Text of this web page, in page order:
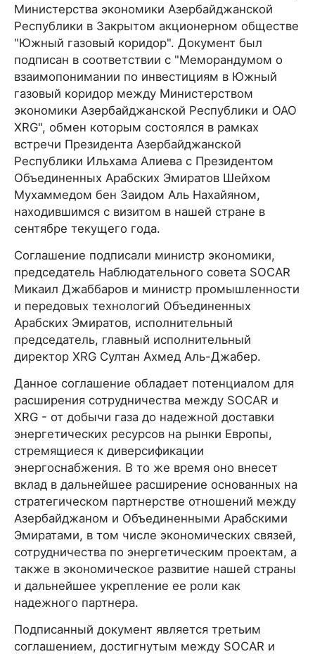
Министерства экономики Азербайджанской
Республики в Закрытом акционерном обществе
"Южный газовый коридор". Документ был
подписан в соответствии с "Меморандумом о
взаимопонимании по инвестициям в Южный
газовый коридор между Министерством
экономики Азербайджанской Республики и ОАО
XRG", обмен которым состоялся в рамках
встречи Президента Азербайджанской
Республики Ильхама Алиева с Президентом
Объединенных Арабских Эмиратов Шейхом
Мухаммедом бен Заидом Аль Нахайяном,
находившимся с визитом в нашей стране в
сентябре текущего года.
Соглашение подписали министр экономики,
председатель Наблюдательного совета SOCAR
Микаил Джаббаров и министр промышленности
и передовых технологий Объединенных
Арабских Эмиратов, исполнительный
председатель, главный исполнительный
директор XRG Султан Ахмед Аль-Джабер.
Данное соглашение обладает потенциалом для
расширения сотрудничества между SOCAR и
XRG - от добычи газа до надежной доставки
энергетических ресурсов на рынки Европы,
стремящиеся к диверсификации
энергоснабжения. В то же время оно внесет
вклад в дальнейшее расширение основанных на
стратегическом партнерстве отношений между
Азербайджаном и Объединенными Арабскими
Эмиратами, в том числе экономических связей,
сотрудничества по энергетическим проектам, а
также в экономическое развитие нашей страны
и дальнейшее укрепление ее роли как
надежного партнера.
Подписанный документ является третьим
соглашением, достигнутым между SOCAR и